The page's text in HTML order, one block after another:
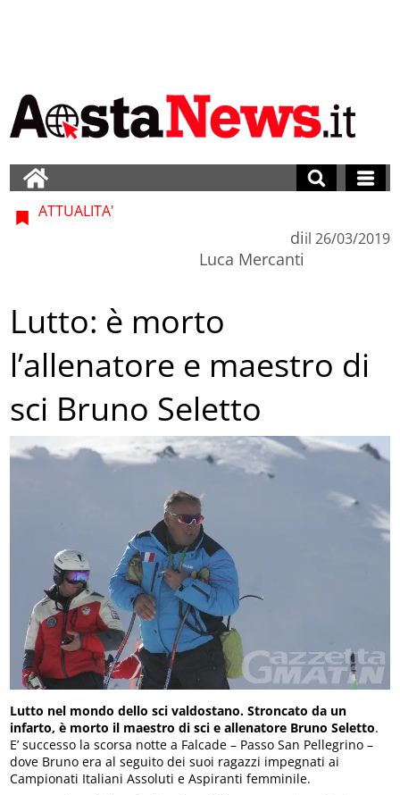
ATTUALITA'
di
Luca Mercanti
il 26/03/2019
Lutto: è morto
l’allenatore e maestro di
sci Bruno Seletto
Lutto nel mondo dello sci valdostano. Stroncato da un
infarto, è morto il maestro di sci e allenatore Bruno Seletto.
E’ successo la scorsa notte a Falcade – Passo San Pellegrino –
dove Bruno era al seguito dei suoi ragazzi impegnati ai
Campionati Italiani Assoluti e Aspiranti femminile.